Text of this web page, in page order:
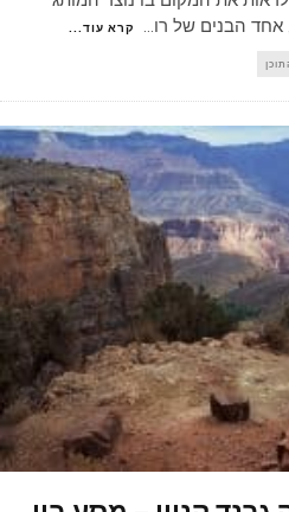
אחד הבנים של רו
קרא עוד...